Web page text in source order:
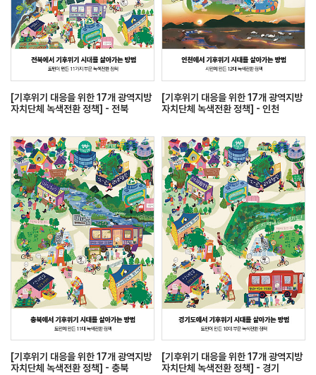
[기후위기 대응을 위한 17개 광역지방
자치단체 녹색전환 정책] - 전북
[기후위기 대응을 위한 17개 광역지방
자치단체 녹색전환 정책] - 인천
[기후위기 대응을 위한 17개 광역지방
자치단체 녹색전환 정책] - 충북
[기후위기 대응을 위한 17개 광역지방
자치단체 녹색전환 정책] - 경기